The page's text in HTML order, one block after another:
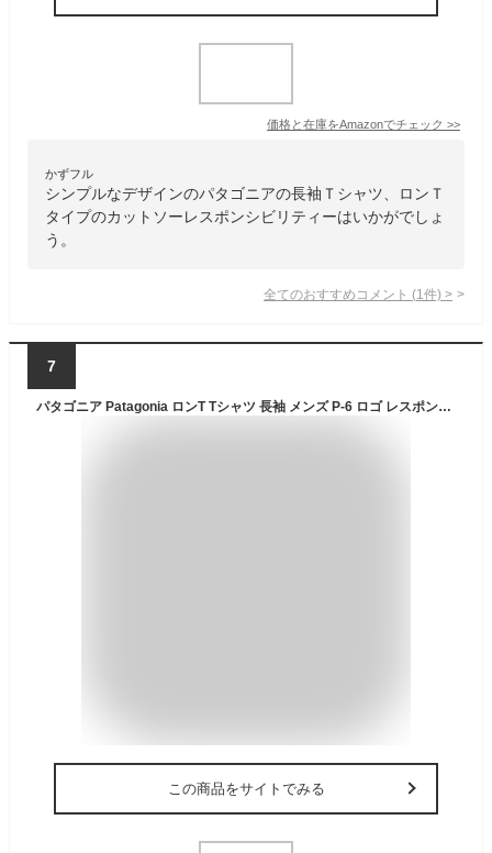
価格と在庫をAmazonでチェック >>
かずフル
シンプルなデザインのパタゴニアの長袖Ｔシャツ、ロンＴ
タイプのカットソーレスポンシビリティーはいかがでしょ
う。
全てのおすすめコメント (1 件) >
7
パタゴニア Patagonia ロンT Tシャツ 長袖 メンズ P-6 ロゴ レスポンシビリティー ( Patagonia P-6 Logo Responsibili L/S Tee ティーシャツ T-SHIRTS ロング ロンティー 長袖Tシャツ カットソー トップス アウトドア USAモデル 38518 ) ice field icefield
この商品をサイトでみる